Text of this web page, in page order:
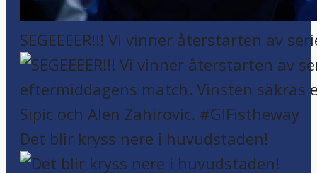
SEGEEEER!!! Vi vinner återstarten av
Det blir kryss nere i huvudstaden!